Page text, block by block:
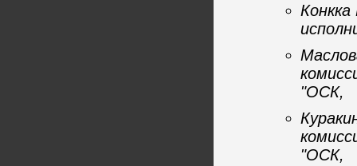
"ОСК,
"ОСК,